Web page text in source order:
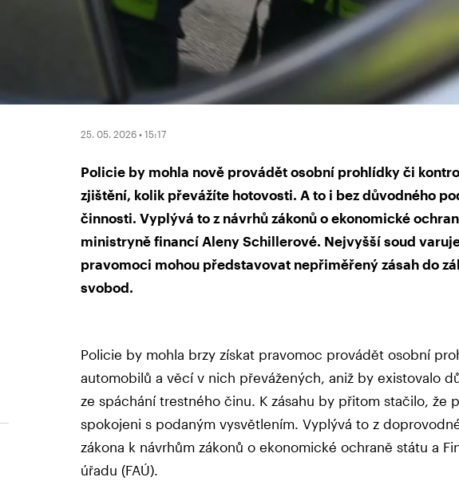
25. 05. 2026 • 15:17
Policie by mohla nově provádět osobní prohlídky či
zjištění, kolik převážíte hotovosti. A to i bez důvodného
činnosti. Vyplývá to z návrhů zákonů o ekonomické
ministryně financí Aleny Schillerové. Nejvyšší soud
pravomoci mohou představovat nepřiměřený zásah do
svobod.
Policie by mohla brzy získat pravomoc provádět osobní
automobilů a věcí v nich převážených, aniž by existovalo
ze spáchání trestného činu. K zásahu by přitom stačilo, že
spokojeni s podaným vysvětlením. Vyplývá to z
zákona k návrhům zákonů o ekonomické ochraně státu a
úřadu (FAÚ).